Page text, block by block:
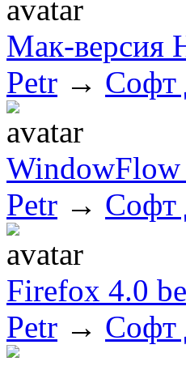
Мак-версия
Petr → Софт
WindowFlow
Petr → Софт
Firefox 4.0
Petr → Софт